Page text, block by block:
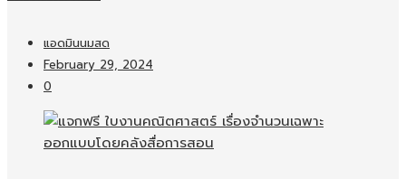
แอดมินนมสด
February 29, 2024
0